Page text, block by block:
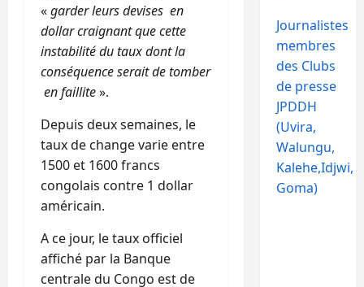
«garder leurs devises en
dollar craignant que cette
instabilité du taux dont la
conséquence serait de tomber
en faillite».
Depuis deux semaines, le
taux de change varie entre
1500 et 1600 francs
congolais contre 1 dollar
américain.
A ce jour, le taux officiel
affiché par la Banque
centrale du Congo est de
Journalistes
membres
des Clubs
de presse
JPDDH
(Uvira,
Walungu,
Kalehe,Idjwi,
Goma)